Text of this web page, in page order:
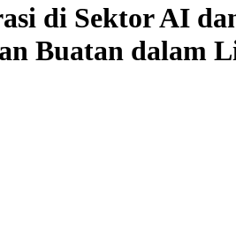
di Sektor AI
Buatan dalam